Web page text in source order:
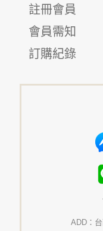
註冊會員
會員需知
訂購紀錄
ADD：